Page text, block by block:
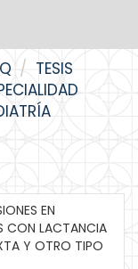
TESIS
EN
CON LACTANCIA
Y OTRO TIPO